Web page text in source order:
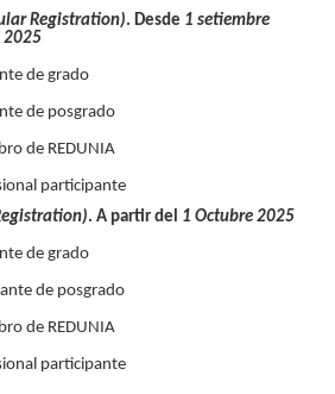
Registration). Desde 1 setiembre
2025
de grado
de posgrado
de REDUNIA
participante
. A partir del 1 Octubre 2025
de grado
de posgrado
de REDUNIA
participante